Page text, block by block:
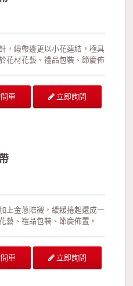
，緞帶邊更以小花連結，極具
花材花藝、禮品包裝、節慶佈
車 立即詢問
上金蔥陪襯，緩緩捲起還成一
藝、禮品包裝、節慶佈置。
車 立即詢問